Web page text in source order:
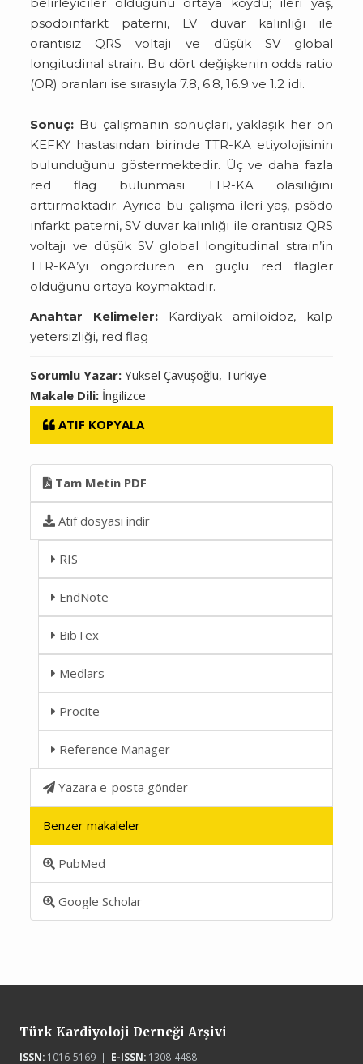
psödoinfarkt paterni, LV duvar kalınlığı ile
orantısız QRS voltajı ve düşük SV global
longitudinal strain. Bu dört değişkenin odds ratio
(OR) oranları ise sırasıyla 7.8, 6.8, 16.9 ve 1.2 idi.
Sonuç: Bu çalışmanın sonuçları, yaklaşık her on
KEFKY hastasından birinde TTR-KA etiyolojisinin
bulunduğunu göstermektedir. Üç ve daha fazla
red flag bulunması TTR-KA olasılığını
arttırmaktadır. Ayrıca bu çalışma ileri yaş, psödo
infarkt paterni, SV duvar kalınlığı ile orantısız QRS
voltajı ve düşük SV global longitudinal strain’in
TTR-KA’yı öngördüren en güçlü red flagler
olduğunu ortaya koymaktadır.
Anahtar Kelimeler: Kardiyak amiloidoz, kalp
yetersizliği, red flag
Sorumlu Yazar:Yüksel Çavuşoğlu, Türkiye
Makale Dili: İngilizce
ATIF KOPYALA
Tam Metin PDF
Atıf dosyası indir
RIS
EndNote
BibTex
Medlars
Procite
Reference Manager
Yazara e-posta gönder
Benzer makaleler
PubMed
Google Scholar
Türk Kardiyoloji Derneği Arşivi
ISSN:1016-5169 | E-ISSN:1308-4488